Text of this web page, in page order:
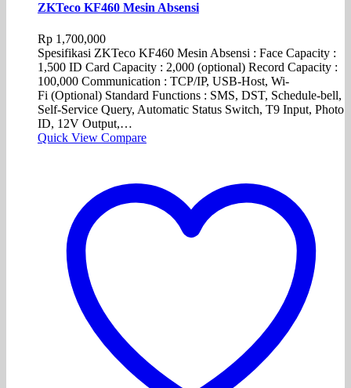
ZKTeco KF460 Mesin Absensi
Rp 1,700,000
Spesifikasi ZKTeco KF460 Mesin Absensi : Face Capacity :
1,500 ID Card Capacity : 2,000 (optional) Record Capacity :
100,000 Communication : TCP/IP, USB-Host, Wi-
Fi (Optional) Standard Functions : SMS, DST, Schedule-bell,
Self-Service Query, Automatic Status Switch, T9 Input, Photo
ID, 12V Output,…
Quick View Compare